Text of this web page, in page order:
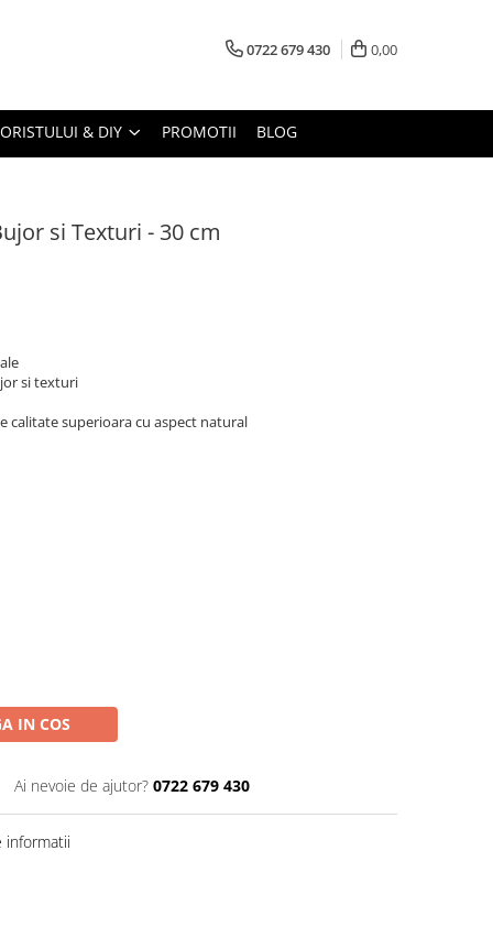
0722 679 430 0,00
& DIY PROMOTII BLOG
si Texturi - 30 cm
si texturi
calitate superioara cu aspect natural
IN COS
Ai nevoie de ajutor? 0722 679 430
informatii